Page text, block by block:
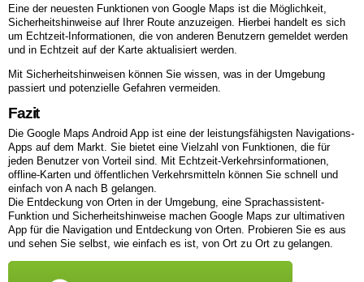
Eine der neuesten Funktionen von Google Maps ist die Möglichkeit,
Sicherheitshinweise auf Ihrer Route anzuzeigen. Hierbei handelt es sich
um Echtzeit-Informationen, die von anderen Benutzern gemeldet werden
und in Echtzeit auf der Karte aktualisiert werden.
Mit Sicherheitshinweisen können Sie wissen, was in der Umgebung
passiert und potenzielle Gefahren vermeiden.
Fazit
Die Google Maps Android App ist eine der leistungsfähigsten Navigations-
Apps auf dem Markt. Sie bietet eine Vielzahl von Funktionen, die für
jeden Benutzer von Vorteil sind. Mit Echtzeit-Verkehrsinformationen,
offline-Karten und öffentlichen Verkehrsmitteln können Sie schnell und
einfach von A nach B gelangen.
Die Entdeckung von Orten in der Umgebung, eine Sprachassistent-
Funktion und Sicherheitshinweise machen Google Maps zur ultimativen
App für die Navigation und Entdeckung von Orten. Probieren Sie es aus
und sehen Sie selbst, wie einfach es ist, von Ort zu Ort zu gelangen.